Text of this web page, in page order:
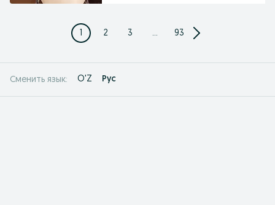
1 2 3 ... 93
Сменить язык: O'Z Рус